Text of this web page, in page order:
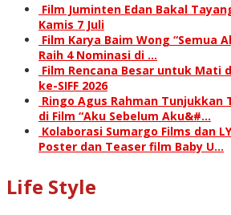
Film Juminten Edan Bakal
Kamis 7 Juli
Film Karya Baim Wong “Semua
Raih 4 Nominasi di …
Film Rencana Besar untuk Mati
ke-SIFF 2026
Ringo Agus Rahman
di Film “Aku Sebelum Aku&#…
Kolaborasi Sumargo Films dan
Poster dan Teaser film Baby U…
Life Style